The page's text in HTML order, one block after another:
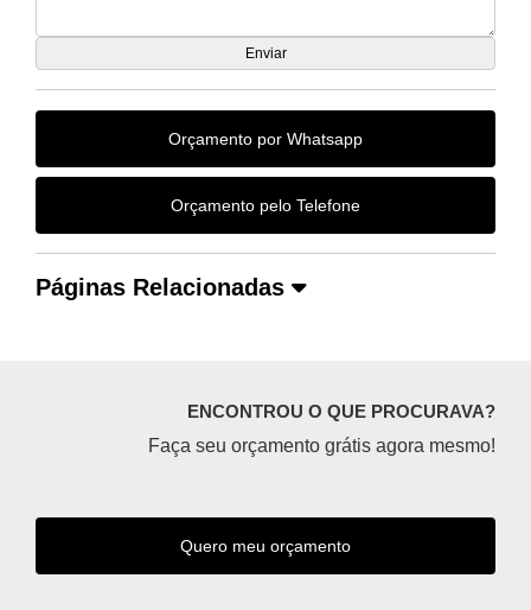
Orçamento por Whatsapp
Orçamento pelo Telefone
Páginas Relacionadas
ENCONTROU O QUE PROCURAVA?
Faça seu orçamento grátis agora mesmo!
Quero meu orçamento